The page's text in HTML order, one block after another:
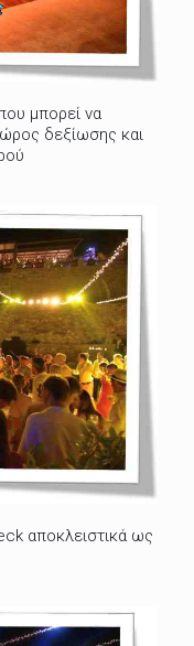
μπορεί να
δεξίωσης και
αποκλειστικά ως